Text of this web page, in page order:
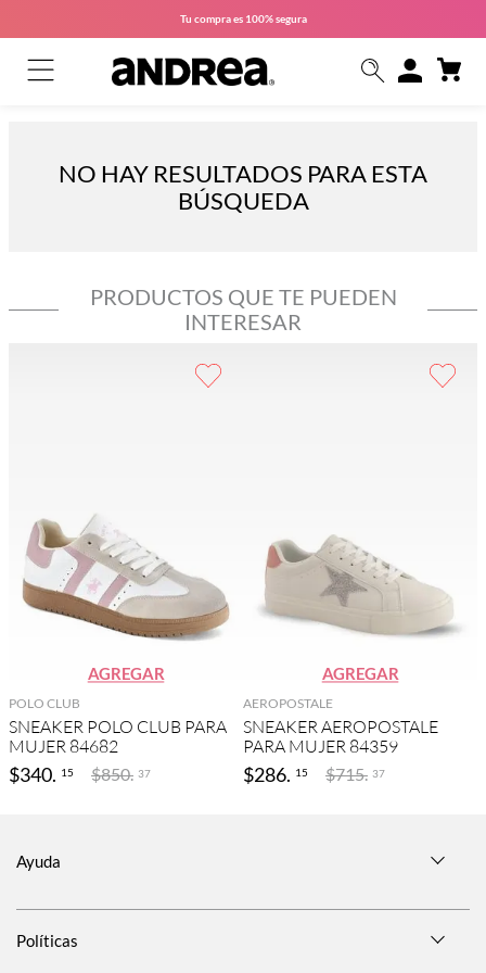
Tu compra es 100% segura
NO HAY RESULTADOS PARA ESTA
BÚSQUEDA
PRODUCTOS QUE TE PUEDEN
INTERESAR
AGREGAR
POLO CLUB
SNEAKER POLO CLUB PARA
MUJER 84682
$340. 15 $850. 37
AGREGAR
AEROPOSTALE
SNEAKER AEROPOSTALE
PARA MUJER 84359
$286. 15 $715. 37
Ayuda
Políticas